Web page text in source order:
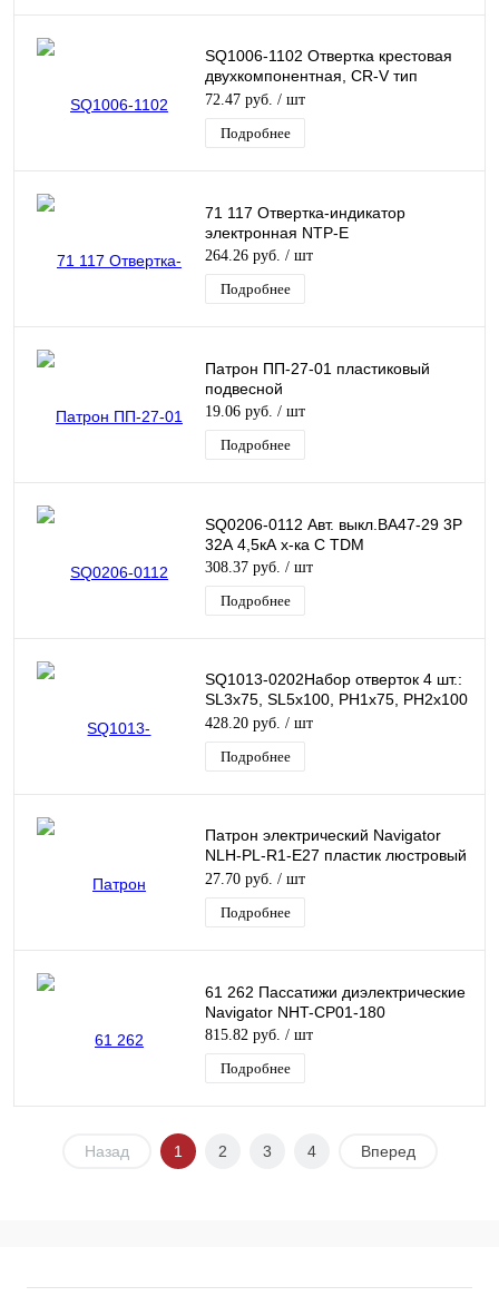
SQ1006-1102 Отвертка крестовая
двухкомпонентная, CR-V тип
PH0x100, серия "Алмаз" TDM (ЕС)
72.47 руб. / шт
Подробнее
71 117 Отвертка-индикатор
электронная NTP-E
264.26 руб. / шт
Подробнее
Патрон ПП-27-01 пластиковый
подвесной
19.06 руб. / шт
Подробнее
SQ0206-0112 Авт. выкл.ВА47-29 3Р
32А 4,5кА х-ка С TDM
308.37 руб. / шт
Подробнее
SQ1013-0202Набор отверток 4 шт.:
SL3x75, SL5х100, PH1х75, PH2х100
(пласт. чемодан), CR-V "Алмаз"
TDM
428.20 руб. / шт
Подробнее
Патрон электрический Navigator
NLH-PL-R1-E27 пластик люстровый
с кольцом
27.70 руб. / шт
Подробнее
61 262 Пассатижи диэлектрические
Navigator NHT-CP01-180
815.82 руб. / шт
Подробнее
Назад 1 2 3 4 Вперед